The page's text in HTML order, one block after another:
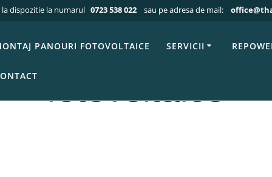
la dispozitie la numarul 0723 538 022 sau pe adresa de mail:
PANOURI FOTOVOLTAICE SERVICII
blog THALES»Beneficiile și eficiența firmei de
eficiența
fotovoltaice